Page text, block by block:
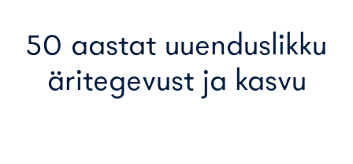
50 aastat uuenduslikku
äritegevust ja kasvu